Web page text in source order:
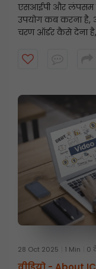
एसआईपी और लंपसम
उपयोग कब करना है,
चरण ऑर्डर कैसे देना
28 Oct 2025 1 Min 0